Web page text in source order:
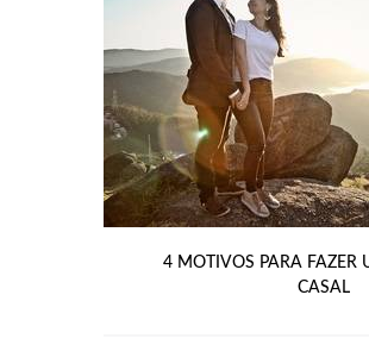
4 MOTIVOS PARA FAZER
CASAL